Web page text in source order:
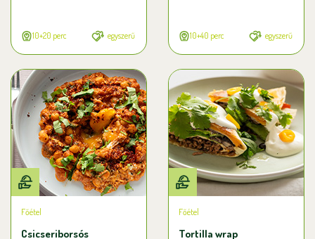
10+20 perc egyszerű 10+40 perc egyszerű
Főétel
Csicseriborsós
Főétel
Tortilla wrap